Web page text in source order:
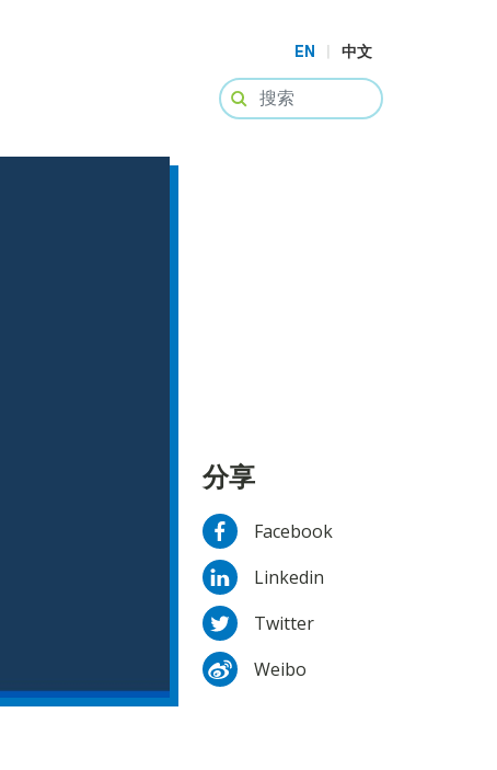
EN 中文
分享
Facebook
Linkedin
Twitter
Weibo